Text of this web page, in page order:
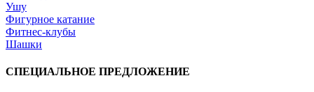
Ушу
Фигурное катание
Фитнес-клубы
Шашки
СПЕЦИАЛЬНОЕ ПРЕДЛОЖЕНИЕ